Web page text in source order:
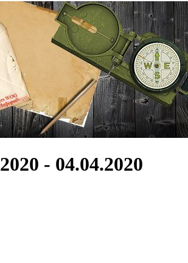
- 04.04.2020